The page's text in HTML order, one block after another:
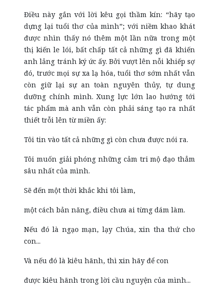
Điều này gắn với lời kêu gọi thầm kín: “hãy tạo
dựng lại tuổi thơ của mình”; với niềm khao khát
được nhìn thấy nó thêm một lần nữa trong một
thị kiến le lói, bất chấp tất cả những gì đã khiến
anh lảng tránh ký ức ấy. Bởi vượt lên nỗi khiếp sợ
đó, trước mọi sự xa lạ hóa, tuổi thơ sớm nhất vẫn
còn giữ lại sự an toàn nguyên thủy, tự dung
dưỡng chính mình. Xung lực lớn lao hướng tới
tác phẩm mà anh vẫn còn phải sáng tạo ra nhất
thiết trỗi lên từ miền ấy:
Tôi tin vào tất cả những gì còn chưa được nói ra.
Tôi muốn giải phóng những cảm tri mộ đạo thẳm
sâu nhất của mình.
Sẽ đến một thời khắc khi tôi làm,
một cách bản năng, điều chưa ai từng dám làm.
Nếu đó là ngạo mạn, lạy Chúa, xin tha thứ cho
con...
Và nếu đó là kiêu hãnh, thì xin hãy để con
được kiêu hãnh trong lời cầu nguyện của mình...